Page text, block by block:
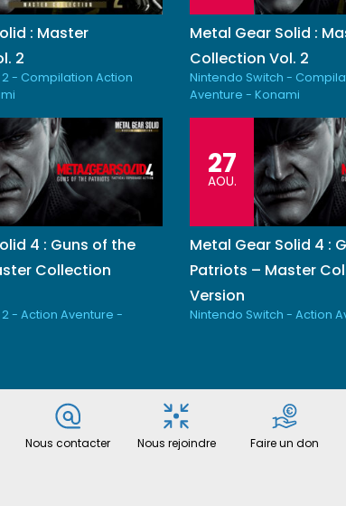
: Master
2
- Compilation Action
Metal Gear Solid :
Collection Vol. 2
Nintendo Switch -
Aventure - Konami
4 : Guns of the
Collection
- Action Aventure -
27
AOU.
Metal Gear Solid 4 :
Patriots – Master
Version
Nintendo Switch - Action
Nous contacter Nous rejoindre Faire un don